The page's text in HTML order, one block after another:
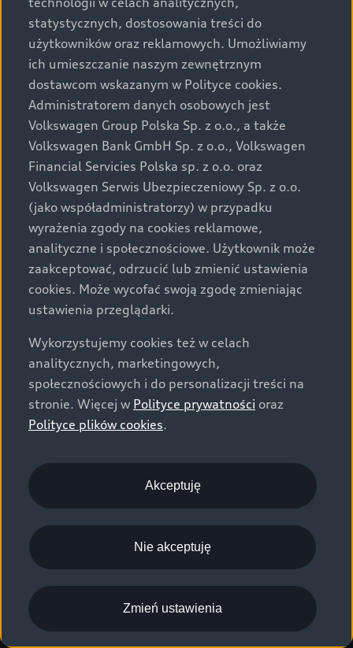
statystycznych, dostosowania treści do
użytkowników oraz reklamowych. Umożliwiamy
ich umieszczanie naszym zewnętrznym
dostawcom wskazanym w Polityce cookies.
Administratorem danych osobowych jest
Volkswagen Group Polska Sp. z o.o., a także
Volkswagen Bank GmbH Sp. z o.o., Volkswagen
Financial Servicies Polska sp. z o.o. oraz
Volkswagen Serwis Ubezpieczeniowy Sp. z o.o.
(jako współadministratorzy) w przypadku
wyrażenia zgody na cookies reklamowe,
analityczne i społecznościowe. Użytkownik może
zaakceptować, odrzucić lub zmienić ustawienia
cookies. Może wycofać swoją zgodę zmieniając
ustawienia przeglądarki.
Wykorzystujemy cookies też w celach
analitycznych, marketingowych,
społecznościowych i do personalizacji treści na
stronie. Więcej w Polityce prywatności oraz
Polityce plików cookies.
Akceptuję
Nie akceptuję
Zmień ustawienia